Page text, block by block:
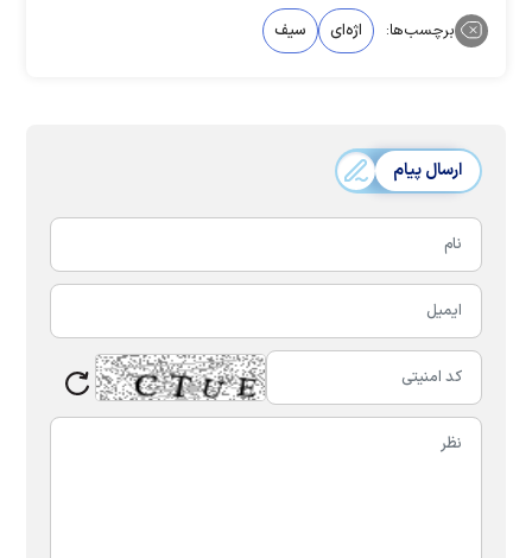
برچسب‌ها: اژه‌ای سیف
ارسال پیام